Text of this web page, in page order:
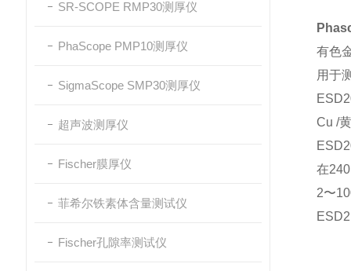
SR-SCOPE RMP30测厚仪
PhaScope PMP10测厚仪
SigmaScope SMP30测厚仪
超声波测厚仪
Fischer膜厚仪
菲希尔铁素体含量测试仪
Fischer孔隙率测试仪
有色
用于
Cu /
在
2〜